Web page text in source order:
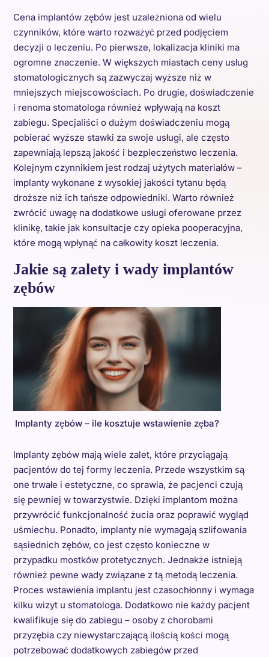
Cena implantów zębów jest uzależniona od wielu
czynników, które warto rozważyć przed podjęciem
decyzji o leczeniu. Po pierwsze, lokalizacja kliniki ma
ogromne znaczenie. W większych miastach ceny usług
stomatologicznych są zazwyczaj wyższe niż w
mniejszych miejscowościach. Po drugie, doświadczenie
i renoma stomatologa również wpływają na koszt
zabiegu. Specjaliści o dużym doświadczeniu mogą
pobierać wyższe stawki za swoje usługi, ale często
zapewniają lepszą jakość i bezpieczeństwo leczenia.
Kolejnym czynnikiem jest rodzaj użytych materiałów –
implanty wykonane z wysokiej jakości tytanu będą
droższe niż ich tańsze odpowiedniki. Warto również
zwrócić uwagę na dodatkowe usługi oferowane przez
klinikę, takie jak konsultacje czy opieka pooperacyjna,
które mogą wpłynąć na całkowity koszt leczenia.
Jakie są zalety i wady implantów
zębów
Implanty zębów – ile kosztuje wstawienie zęba?
Implanty zębów mają wiele zalet, które przyciągają
pacjentów do tej formy leczenia. Przede wszystkim są
one trwałe i estetyczne, co sprawia, że pacjenci czują
się pewniej w towarzystwie. Dzięki implantom można
przywrócić funkcjonalność żucia oraz poprawić wygląd
uśmiechu. Ponadto, implanty nie wymagają szlifowania
sąsiednich zębów, co jest często konieczne w
przypadku mostków protetycznych. Jednakże istnieją
również pewne wady związane z tą metodą leczenia.
Proces wstawienia implantu jest czasochłonny i wymaga
kilku wizyt u stomatologa. Dodatkowo nie każdy pacjent
kwalifikuje się do zabiegu – osoby z chorobami
przyzębia czy niewystarczającą ilością kości mogą
potrzebować dodatkowych zabiegów przed